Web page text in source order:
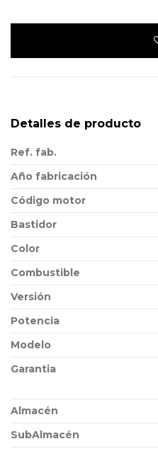
Detalles de producto
Ref. fab.
Año fabricación
Código motor
Bastidor
Color
Combustible
Versión
Potencia
Modelo
Garantia
Almacén
SubAlmacén